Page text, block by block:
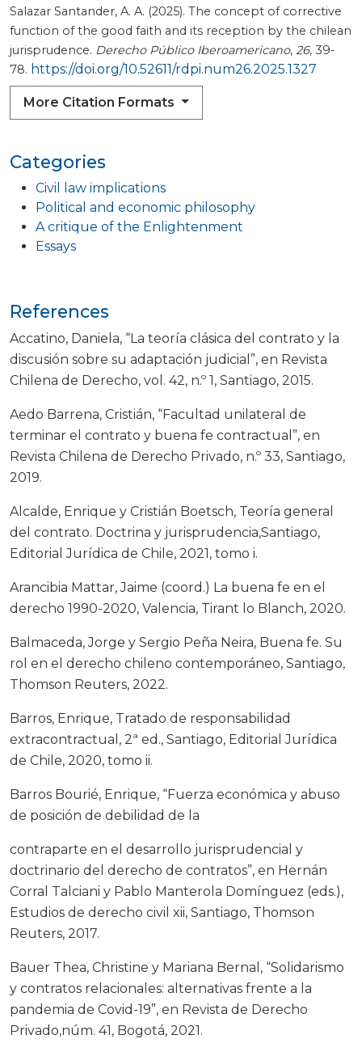
Categories
Civil law implications
Political and economic philosophy
A critique of the Enlightenment
Essays
Salazar Santander, A. A. (2025). The concept of corrective
function of the good faith and its reception by the chilean
jurisprudence. Derecho Público Iberoamericano, 26, 39-
78. https://doi.org/10.52611/rdpi.num26.2025.1327
More Citation Formats
References
Accatino, Daniela, “La teoría clásica del contrato y la
discusión sobre su adaptación judicial”, en Revista
Chilena de Derecho, vol. 42, n.º 1, Santiago, 2015.
Aedo Barrena, Cristián, “Facultad unilateral de
terminar el contrato y buena fe contractual”, en
Revista Chilena de Derecho Privado, n.º 33, Santiago,
2019.
Alcalde, Enrique y Cristián Boetsch, Teoría general
del contrato. Doctrina y jurisprudencia,Santiago,
Editorial Jurídica de Chile, 2021, tomo i.
Arancibia Mattar, Jaime (coord.) La buena fe en el
derecho 1990-2020, Valencia, Tirant lo Blanch, 2020.
Balmaceda, Jorge y Sergio Peña Neira, Buena fe. Su
rol en el derecho chileno contemporáneo, Santiago,
Thomson Reuters, 2022.
Barros, Enrique, Tratado de responsabilidad
extracontractual, 2ª ed., Santiago, Editorial Jurídica
de Chile, 2020, tomo ii.
Barros Bourié, Enrique, “Fuerza económica y abuso
de posición de debilidad de la
contraparte en el desarrollo jurisprudencial y
doctrinario del derecho de contratos”, en Hernán
Corral Talciani y Pablo Manterola Domínguez (eds.),
Estudios de derecho civil xii, Santiago, Thomson
Reuters, 2017.
Bauer Thea, Christine y Mariana Bernal, “Solidarismo
y contratos relacionales: alternativas frente a la
pandemia de Covid-19”, en Revista de Derecho
Privado,núm. 41, Bogotá, 2021.